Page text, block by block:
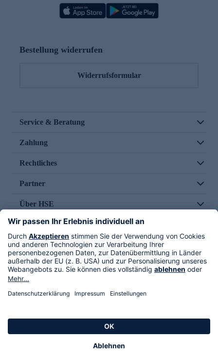
Bestellung widerrufen
Widerrufsformular
Service & Beratung
Zahlung
Rechtliches
Partner
Über HSE
Im TV
HSE International